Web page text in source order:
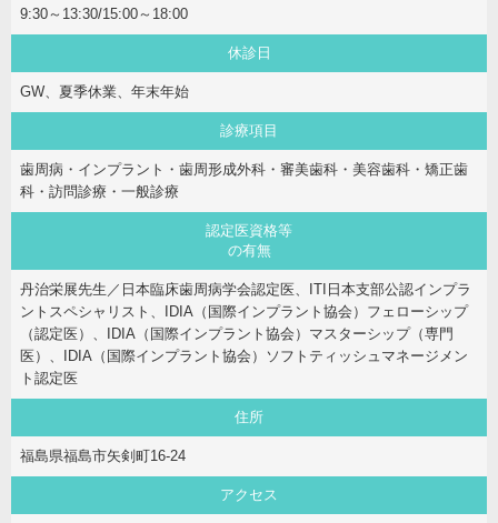
9:30～13:30/15:00～18:00
休診日
GW、夏季休業、年末年始
診療項目
歯周病・インプラント・歯周形成外科・審美歯科・美容歯科・矯正歯
科・訪問診療・一般診療
認定医資格等
の有無
丹治栄展先生／日本臨床歯周病学会認定医、ITI日本支部公認インプラ
ントスペシャリスト、IDIA（国際インプラント協会）フェローシップ
（認定医）、IDIA（国際インプラント協会）マスターシップ（専門
医）、IDIA（国際インプラント協会）ソフトティッシュマネージメン
ト認定医
住所
福島県福島市矢剣町16-24
アクセス